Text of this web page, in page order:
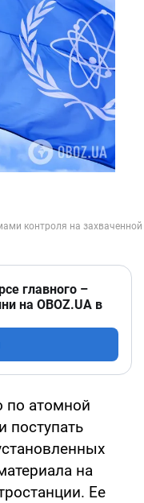
главного –
на OBOZ.UA в
по атомной
поступать
на
Ее